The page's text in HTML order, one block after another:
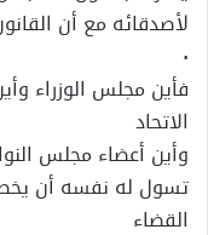
لأصدقائه مع أن
٠
فأين مجلس الوزراء
الاتحاد
وأين أعضاء مجلس
تسول له نفسه أن
القضاء